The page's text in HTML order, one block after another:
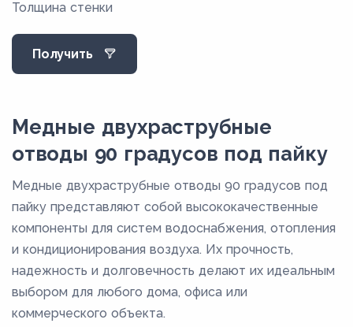
35
36
4
65
68
7
76
Толщина стенки
Получить
Медные двухраструбные
отводы 90 градусов под пайку
Медные двухраструбные отводы 90 градусов под
пайку представляют собой высококачественные
компоненты для систем водоснабжения, отопления
и кондиционирования воздуха. Их прочность,
надежность и долговечность делают их идеальным
выбором для любого дома, офиса или
коммерческого объекта.